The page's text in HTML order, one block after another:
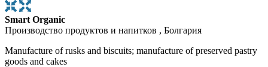
Smart Organic
Производство продуктов и напитков , Болгария
Manufacture of rusks and biscuits; manufacture of preserved pastry
goods and cakes